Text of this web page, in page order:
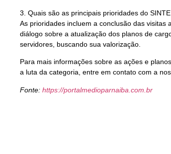
3. Quais são as principais prioridades do
As prioridades incluem a conclusão das
diálogo sobre a atualização dos planos de
servidores, buscando sua valorização.
Para mais informações sobre as ações e
a luta da categoria, entre em contato com a
Fonte: https://portalmedioparnaiba.com.br